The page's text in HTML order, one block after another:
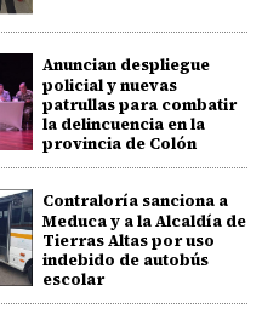
Anuncian despliegue
policial y nuevas
patrullas para combatir
la delincuencia en la
provincia de Colón
Contraloría sanciona a
Meduca y a la Alcaldía de
Tierras Altas por uso
indebido de autobús
escolar